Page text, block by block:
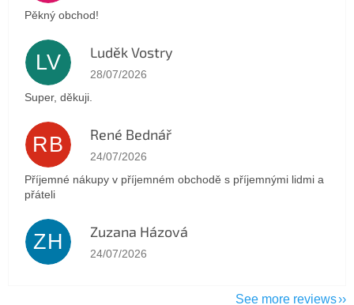
Pěkný obchod!
LV Luděk Vostry
The store rating is 5 out of 5 stars.
28/07/2026
Super, děkuji.
RB René Bednář
The store rating is 5 out of 5 stars.
24/07/2026
Příjemné nákupy v příjemném obchodě s příjemnými lidmi a
přáteli
ZH Zuzana Házová
The store rating is 5 out of 5 stars.
24/07/2026
See more reviews